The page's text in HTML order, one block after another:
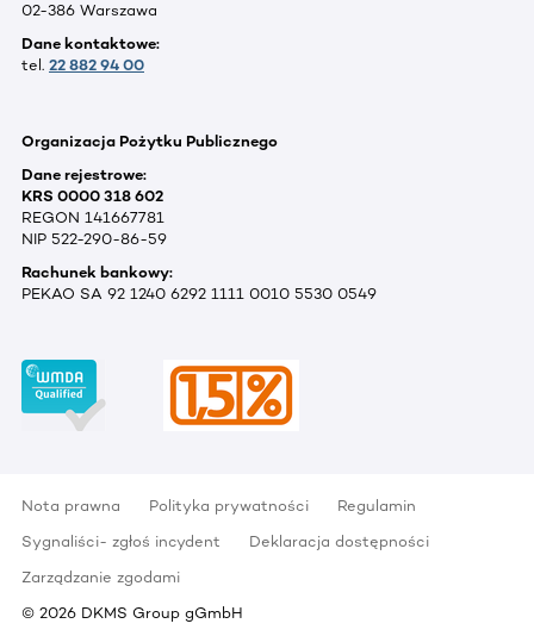
02-386 Warszawa
Dane kontaktowe:
tel. 22 882 94 00
Organizacja Pożytku Publicznego
Dane rejestrowe:
KRS 0000 318 602
REGON 141667781
NIP 522-290-86-59
Rachunek bankowy:
PEKAO SA 92 1240 6292 1111 0010 5530 0549
Nota prawna Polityka prywatności
Regulamin
Sygnaliści- zgłoś incydent
Deklaracja dostępności
Zarządzanie zgodami
© 2026 DKMS Group gGmbH